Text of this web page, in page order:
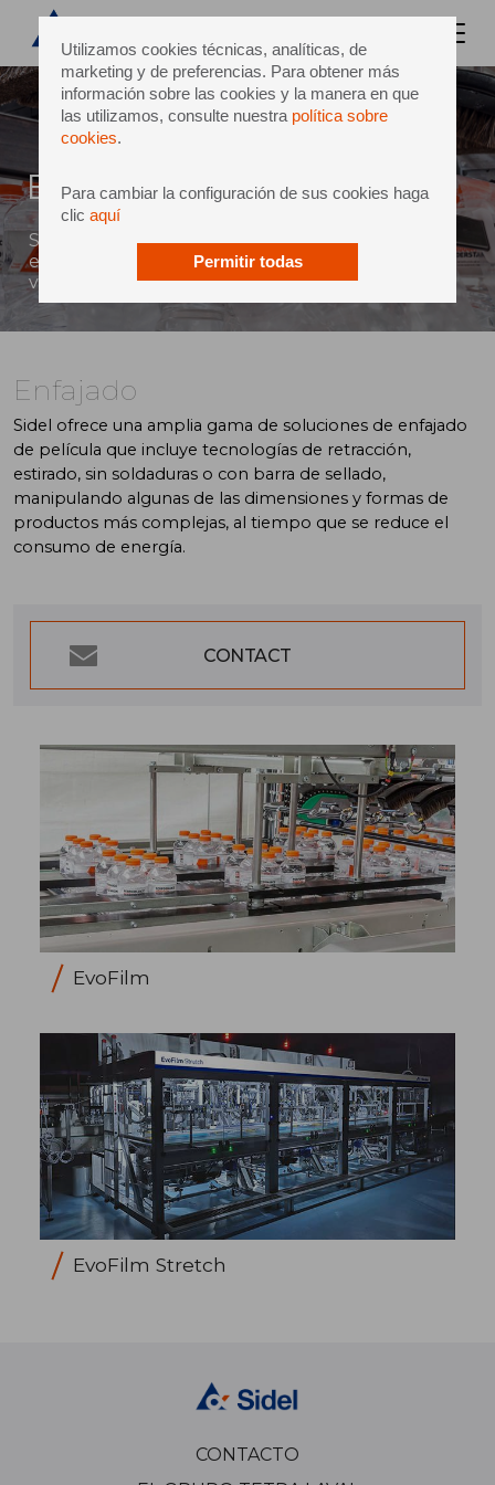
Utilizamos cookies técnicas, analíticas, de
marketing y de preferencias. Para obtener más
información sobre las cookies y la manera en que
las utilizamos, consulte nuestra política sobre
cookies.
Para cambiar la configuración de sus cookies haga
clic aquí
Permitir todas
Enfajado
Soluciones de enfajado de película retráctil o
estirable, brindando importantes ahorros y
ventajas de sostenibilidad.
Enfajado
Sidel ofrece una amplia gama de soluciones de enfajado
de película que incluye tecnologías de retracción,
estirado, sin soldaduras o con barra de sellado,
manipulando algunas de las dimensiones y formas de
productos más complejas, al tiempo que se reduce el
consumo de energía.
CONTACT
EvoFilm
EvoFilm Stretch
CONTACTO